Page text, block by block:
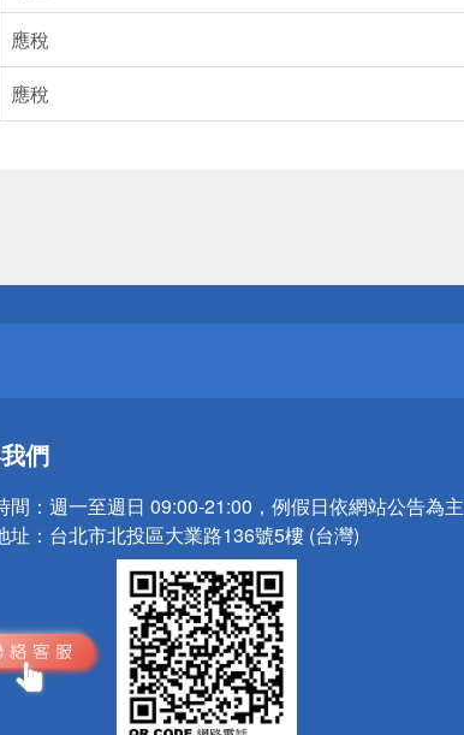
應稅
應稅
們
間： 週一至週日 09:00-21:00，例假日依網站公告為主
址： 台北市北投區大業路136號5樓 (台灣)